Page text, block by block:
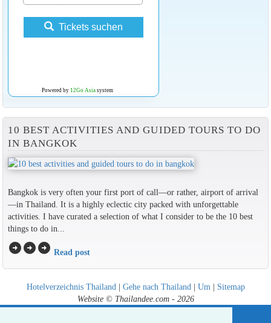
Tickets suchen
Powered by 12Go Asiasystem
10 BEST ACTIVITIES AND GUIDED TOURS TO DO
IN BANGKOK
Bangkok is very often your first port of call—or rather, airport of arrival
—in Thailand. It is a highly eclectic city packed with unforgettable
activities. I have curated a selection of what I consider to be the 10 best
things to do in...
arrow_circle_rightarrow_circle_rightarrow_circle_right Read post
Hotelverzeichnis Thailand | Gehe nach Thailand | Um | Sitemap
Website © Thailandee.com - 2026